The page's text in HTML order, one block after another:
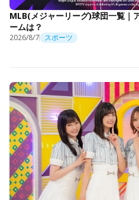
MLB(メジャーリーグ)球団一覧｜
ームは？
2026/8/7 スポーツ